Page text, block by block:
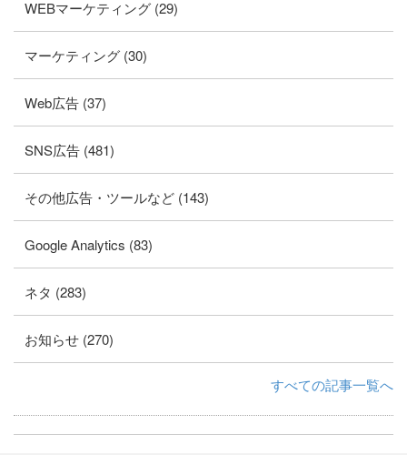
WEBマーケティング (29)
マーケティング (30)
Web広告 (37)
SNS広告 (481)
その他広告・ツールなど (143)
Google Analytics (83)
ネタ (283)
お知らせ (270)
すべての記事一覧へ